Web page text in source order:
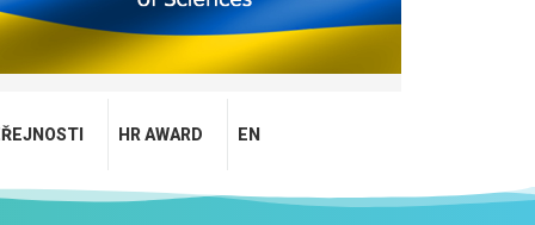
HR AWARD EN